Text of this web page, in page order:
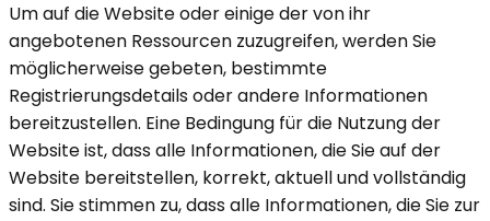
Um auf die Website oder einige der von ihr
angebotenen Ressourcen zuzugreifen, werden Sie
möglicherweise gebeten, bestimmte
Registrierungsdetails oder andere Informationen
bereitzustellen. Eine Bedingung für die Nutzung der
Website ist, dass alle Informationen, die Sie auf der
Website bereitstellen, korrekt, aktuell und vollständig
sind. Sie stimmen zu, dass alle Informationen, die Sie zur